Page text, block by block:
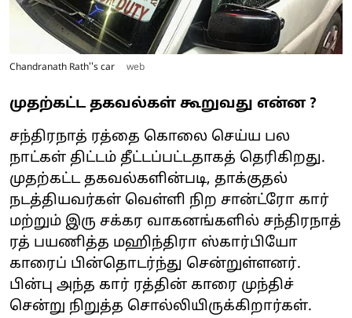
Chandranath Rath''s car web
முதற்கட்ட தகவல்கள் கூறுவது என்ன ?
சந்திரநாத் ரத்தை கொலை செய்ய பல
நாட்கள் திட்டம் தீட்டப்பட்டதாகத் தெரிகிறது.
முதற்கட்ட தகவல்களின்படி, தாக்குதல்
நடத்தியவர்கள் வெள்ளி நிற சான்ட்ரோ கார்
மற்றும் இரு சக்கர வாகனங்களில் சந்திரநாத்
ரத் பயணித்த மஹிந்திரா ஸ்கார்பியோ
காரைப் பின்தொடர்ந்து சென்றுள்ளனர்.
பின்பு அந்த கார் ரத்தின் காரை முந்திச்
சென்று நிறுத்த சொல்லியிருக்கிறார்கள்.